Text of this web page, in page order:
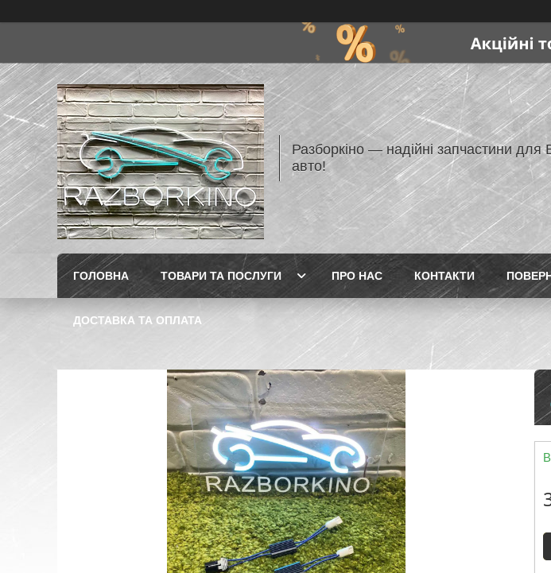
Разборкіно — надійні запчастини для
авто!
ГОЛОВНА ТОВАРИ ТА ПОСЛУГИ ПРО НАС КОНТАКТИ
ДОСТАВКА ТА ОПЛАТА